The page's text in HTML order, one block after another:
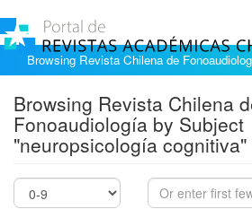
Browsing Revista Chilena de
Browsing Revista Chilena
Fonoaudiología by Subject
"neuropsicología cognitiva"